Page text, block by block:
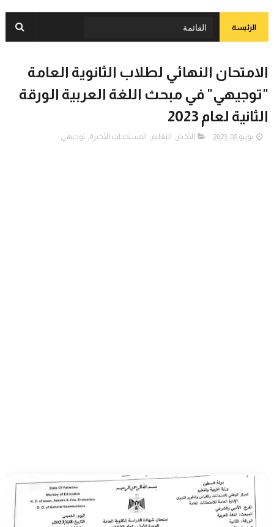
الرئيسة
الامتحان النهائي لطلاب الثانوية العامة
"توجيهي" في مبحث اللغة العربية الورقة
الثانية لعام 2023
يونيو 08, 2023 الأخبار , التعليم, المستجدات الأخيرة, توجيهي